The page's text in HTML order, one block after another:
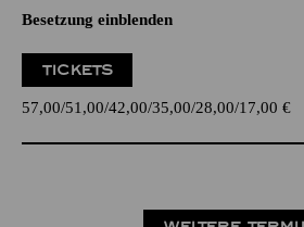
Besetzung einblenden
TICKETS
57,00 51,00 42,00 35,00 28,00 17,00 €